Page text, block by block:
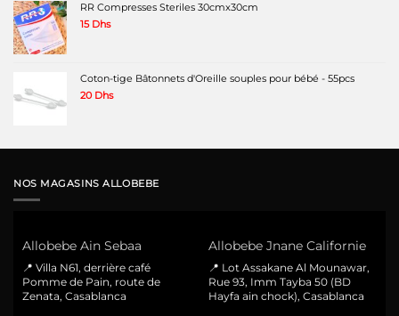
RR Compresses Steriles 30cmx30cm
15 Dhs
Coton-tige Bâtonnets d'Oreille souples pour bébé - 55pcs
20 Dhs
NOS MAGASINS ALLOBEBE
Allobebe Ain Sebaa
📍 Villa N61, derrière café
Pomme de Pain, route de
Zenata, Casablanca
Allobebe Jnane Californie
📍 Lot Assakane Al Mounawar,
Rue 93, Imm Tayba 50 (BD
Hayfa ain chock), Casablanca